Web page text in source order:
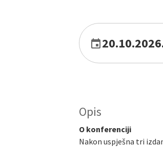
Opis
O konferenciji
Nakon uspješna tri